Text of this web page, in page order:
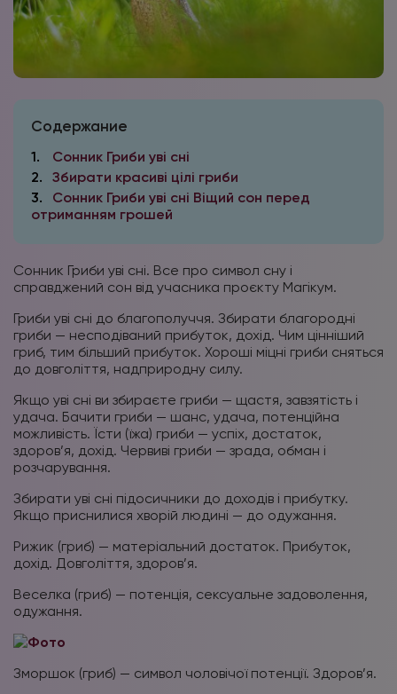
Содержание
1
Сонник Гриби уві сні
2
Збирати красиві цілі гриби
3
Сонник Гриби уві сні Віщий сон перед
отриманням грошей
Сонник Гриби уві сні. Все про символ сну і
справджений сон від учасника проєкту Магікум.
Гриби уві сні до благополуччя. Збирати благородні
гриби — несподіваний прибуток, дохід. Чим цінніший
гриб, тим більший прибуток. Хороші міцні гриби сняться
до довголіття, надприродну силу.
Якщо уві сні ви збираєте гриби — щастя, завзятість і
удача. Бачити гриби — шанс, удача, потенційна
можливість. Їсти (їжа) гриби — успіх, достаток,
здоров’я, дохід. Червиві гриби — зрада, обман і
розчарування.
Збирати уві сні підосичники до доходів і прибутку.
Якщо приснилися хворій людині — до одужання.
Рижик (гриб) — матеріальний достаток. Прибуток,
дохід. Довголіття, здоров’я.
Веселка (гриб) — потенція, сексуальне задоволення,
одужання.
Зморшок (гриб) — символ чоловічої потенції. Здоров’я.